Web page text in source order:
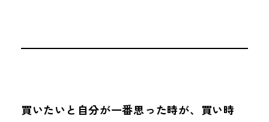
買いたいと自分が一番思った時が、買い時